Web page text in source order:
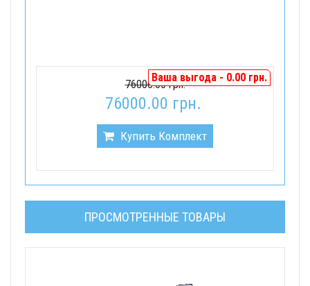
Ваша выгода - 0.00 грн.
76000.00 грн.
76000.00 грн.
Купить Комплект
ПРОСМОТРЕННЫЕ ТОВАРЫ